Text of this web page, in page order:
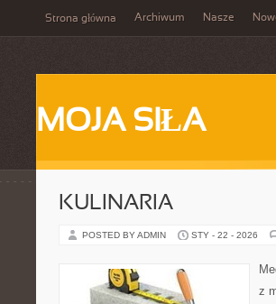
Strona główna Archiwum Nasze
MOJA SIŁA
KULINARIA
POSTED BY ADMIN STY - 22 - 2026
z